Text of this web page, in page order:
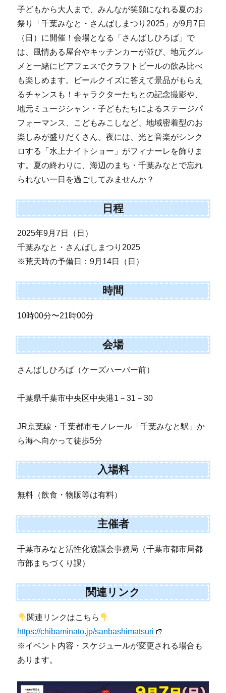
子どもから大人まで、みんなが笑顔になれる夏のお
祭り「千葉みなと・さんばしまつり2025」が9月7日
（日）に開催！会場となる「さんばしひろば」で
は、風情ある屋台やキッチンカーが並び、地元グル
メと一緒にビアフェスでクラフトビールの飲み比べ
も楽しめます。ビールクイズに答えて景品がもらえ
るチャンスも！キャラクターたちとの記念撮影や、
地元ミュージシャン・子どもたちによるステージパ
フォーマンス、こどもみこしなど、地域密着型のお
楽しみが盛りだくさん。夜には、光と音楽がシンク
ロする「水上ナイトショー」がフィナーレを飾りま
す。夏の終わりに、海辺のまち・千葉みなとで忘れ
られない一日を過ごしてみませんか？
日程
2025年9月7日（日）
千葉みなと・さんばしまつり2025
※荒天時の予備日：9月14日（日）
時間
10時00分〜21時00分
会場
さんばしひろば（ケーズハーバー前）
千葉県千葉市中央区中央港1－31－30
JR京葉線・千葉都市モノレール「千葉みなと駅」か
ら海へ向かって徒歩5分
入場料
無料（飲食・物販等は有料）
主催者
千葉市みなと活性化協議会事務局（千葉市都市局都
市部まちづくり課）
関連リンク
関連リンクはこちら
https://chibaminato.jp/sanbashimatsuri
※イベント内容・スケジュールが変更される場合も
あります。